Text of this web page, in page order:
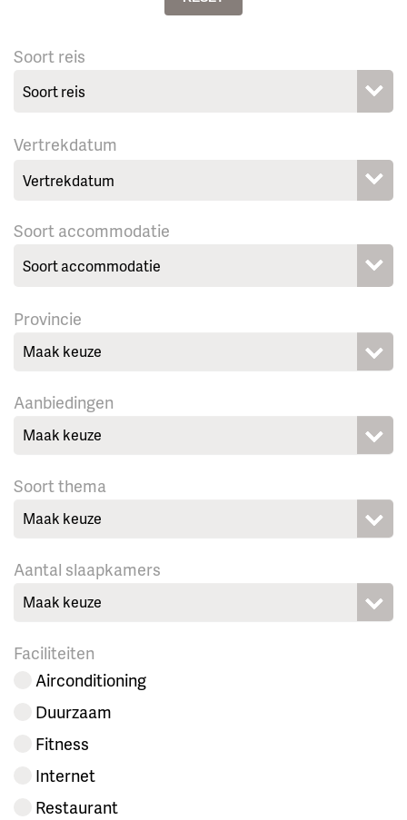
Soort reis
Vertrekdatum
Soort accommodatie
Provincie
Maak keuze
Aanbiedingen
Maak keuze
Soort thema
Maak keuze
Aantal slaapkamers
Maak keuze
Faciliteiten
Airconditioning
Duurzaam
Fitness
Internet
Restaurant